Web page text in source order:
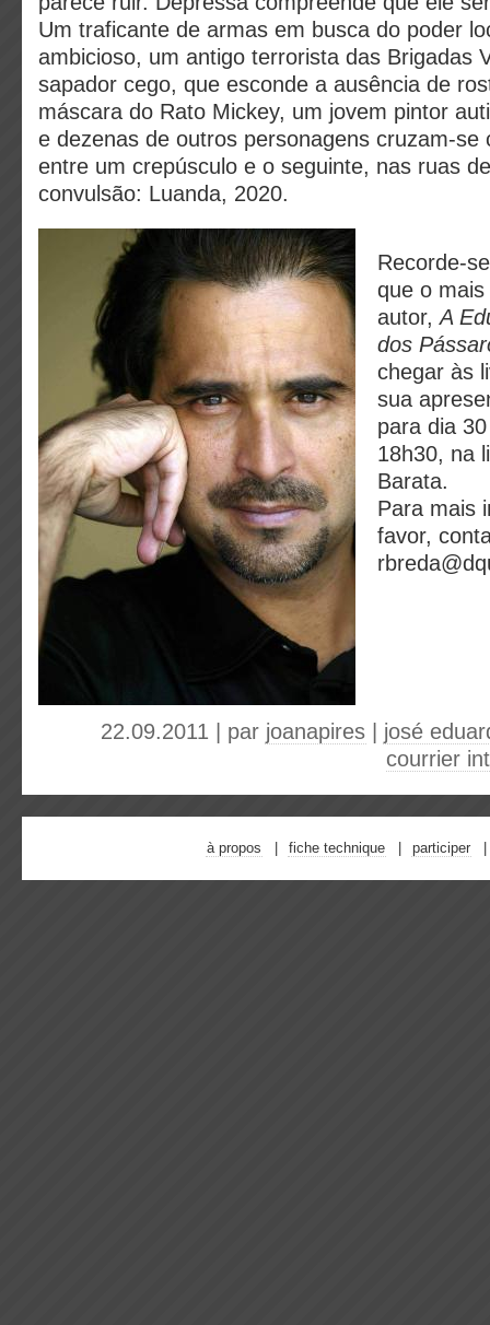
Um traficante de armas em busca do poder
ambicioso, um antigo terrorista das Brigadas
sapador cego, que esconde a ausência de
máscara do Rato Mickey, um jovem pintor
e dezenas de outros personagens cruzam-se
entre um crepúsculo e o seguinte, nas ruas
convulsão: Luanda, 2020.
Recorde-
que o
autor,A
dos
chegar às
sua
para dia
18h30, na
Barata.
Para mais
favor,
22.09.2011 | par joanapires
josé
courrier
à propos fiche technique participer